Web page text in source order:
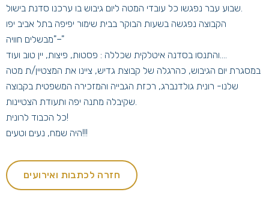
שבוע עבר נפגשו כל עובדי המטה ליום גיבוש בו ערכנו סדנת בישול.
הקבוצה נפגשה בשעות הבוקר בבית שימור יפיפה בתל אביב יפו
–"מבשלים חוויה"
והתנסו בסדנה איטלקית שכללה : פסטות, פיצות, יין טוב ועוד....
במסגרת יום הגיבוש, כהרגלה של קבוצת גדיש, ציינו את המצטיין/ת מטה
שלנו- רונית גולדנברג, רכזת הגבייה והמזכירה המשפטית בקבוצה
שקיבלה מתנה יפה ותעודת הצטיינות.
כל הכבוד לרונית!
היה שמח, נעים וטעים!!!
חזרה לכתבות ואירועים